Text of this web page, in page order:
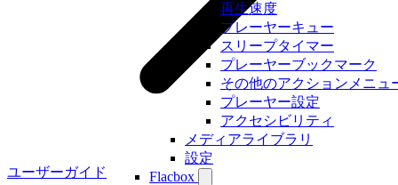
再生速度
プレーヤーキュー
スリープタイマー
プレーヤーブックマーク
その他のアクションメニュ
プレーヤー設定
アクセシビリティ
メディアライブラリ
設定
Flacbox
ユーザーガイド